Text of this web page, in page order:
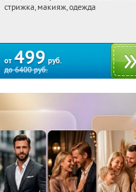
стрижка, макияж, одежда
от 499 руб.
до6400руб.